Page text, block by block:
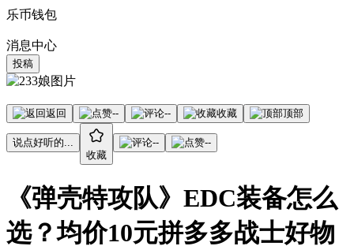
乐币钱包
消息中心
投稿
返回 -- -- 收藏 顶部
说点好听的...
收藏
-- --
《弹壳特攻队》EDC装备怎么
选？均价10元拼多多战士好物